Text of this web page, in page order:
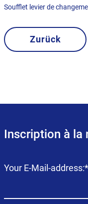
Soufflet levier de
Zurück
Inscription à la
Champ
Your E-Mail-address:*